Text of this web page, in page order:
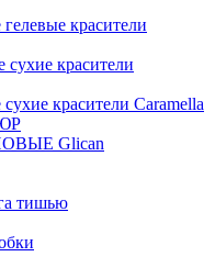
красители
красители
красители Caramella
Glican
тишью